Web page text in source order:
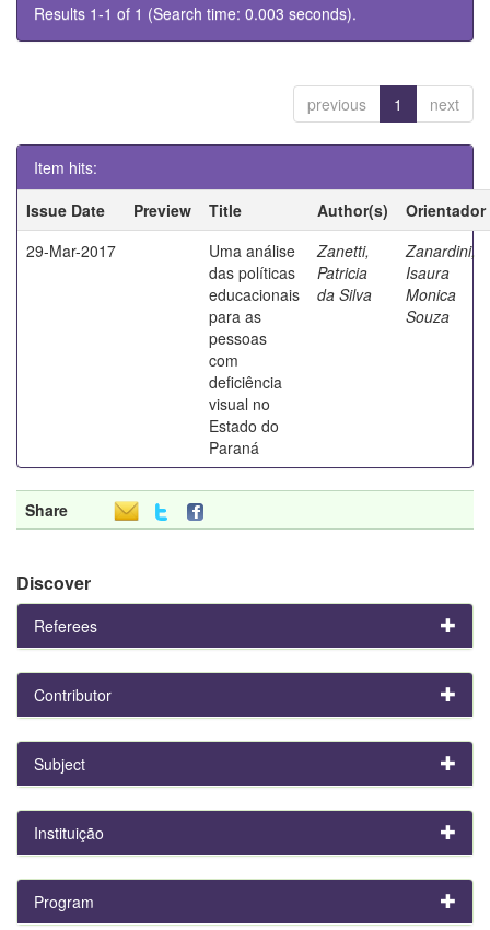
Results 1-1 of 1 (Search time: 0.003 seconds).
previous 1 next
Item hits:
Issue Date
Preview Title Author(s)
Orientador
29-Mar-2017
Uma análise
das políticas
educacionais
para as
pessoas
com
deficiência
visual no
Estado do
Paraná
Zanetti,
Patricia
da Silva
Zanardini,
Isaura
Monica
Souza
Share
Discover
Referees
Contributor
Subject
Instituição
Program